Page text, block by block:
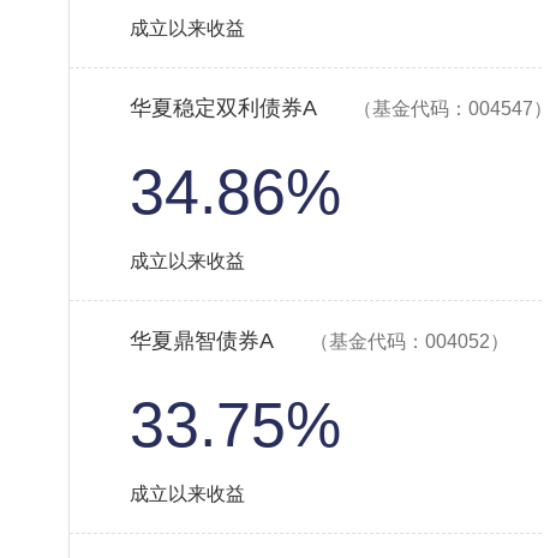
成立以来收益
华夏稳定双利债券A （基金代码：004547）
34.86%
成立以来收益
华夏鼎智债券A （基金代码：004052）
33.75%
成立以来收益